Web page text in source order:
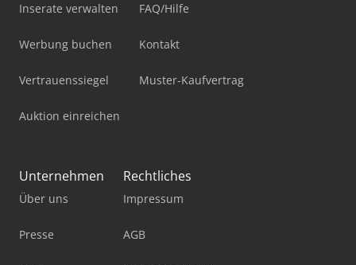
Inserate verwalten
Werbung buchen
Vertrauenssiegel
Auktion einreichen
FAQ/Hilfe
Kontakt
Muster-Kaufvertrag
Unternehmen
Über uns
Presse
Rechtliches
Impressum
AGB